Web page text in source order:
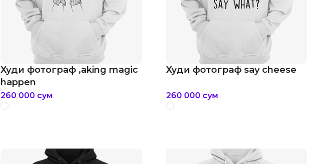
Худи фотограф ,aking magic
happen
260 000 сум
Худи фотограф say cheese
260 000 сум